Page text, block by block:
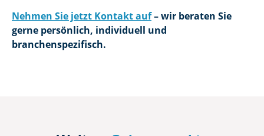
Nehmen Sie jetzt Kontakt auf– wir beraten Sie
gerne persönlich, individuell und
branchenspezifisch.